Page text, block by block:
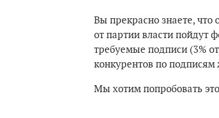
Вы прекрасно знаете,
от партии власти пойдут
требуемые подписи (3%
конкурентов по подписям
Мы хотим попробовать